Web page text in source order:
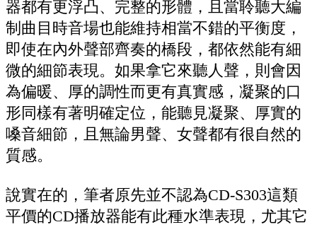
器都有更浮凸、完整的形體，且當聆聽大編
制曲目時音場也能維持相當不錯的平衡度，
即使在內外聲部齊奏的橋段，都依然能有細
微的細節表現。如果拿它來聽人聲，則會因
為偏暖、厚的調性而更有真實感，凝聚的口
形同樣有著明確定位，能聽見凝聚、厚實的
嗓音細節，且無論男聲、女聲都有很自然的
質感。
說實在的，筆者原先並不認為CD-S303這類
平價的CD播放器能有此種水準表現，尤其它